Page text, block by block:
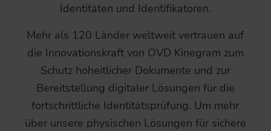
Identitäten und Identifikatoren.
Mehr als 120 Länder weltweit vertrauen auf
die Innovationskraft von OVD Kinegram zum
Schutz hoheitlicher Dokumente und zur
Bereitstellung digitaler Lösungen für die
fortschrittliche Identitätsprüfung. Um mehr
über unsere physischen Lösungen für sichere